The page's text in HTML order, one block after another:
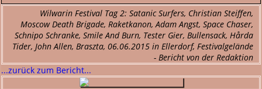
Wilwarin Festival Tag 2: Satanic Surfers, Christian Steiffen,
Moscow Death Brigade, Raketkanon, Adam Angst, Space Chaser,
Schnipo Schranke, Smile And Burn, Tester Gier, Bullensack, Hårda
Tider, John Allen, Braszta, 06.06.2015 in Ellerdorf, Festivalgelände
- Bericht von der Redaktion
...zurück zum Bericht...